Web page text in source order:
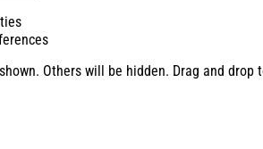
Others will be hidden. Drag and drop